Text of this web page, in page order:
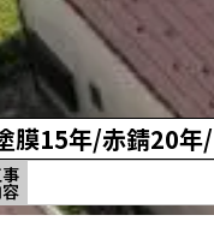
膜15年/赤錆20